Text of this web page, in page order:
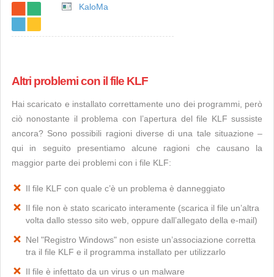
KaloMa
Altri problemi con il file KLF
Hai scaricato e installato correttamente uno dei programmi, però
ciò nonostante il problema con l’apertura del file KLF sussiste
ancora? Sono possibili ragioni diverse di una tale situazione –
qui in seguito presentiamo alcune ragioni che causano la
maggior parte dei problemi con i file KLF:
Il file KLF con quale c’è un problema è danneggiato
Il file non è stato scaricato interamente (scarica il file un’altra
volta dallo stesso sito web, oppure dall’allegato della e-mail)
Nel "Registro Windows" non esiste un’associazione corretta
tra il file KLF e il programma installato per utilizzarlo
Il file è infettato da un virus o un malware